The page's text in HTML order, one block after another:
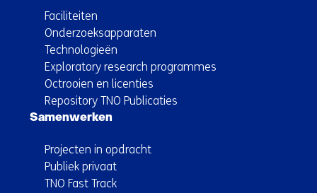
Faciliteiten
Onderzoeksapparaten
Technologieën
Exploratory research programmes
Octrooien en licenties
Repository TNO Publicaties
Samenwerken
Projecten in opdracht
Publiek privaat
TNO Fast Track